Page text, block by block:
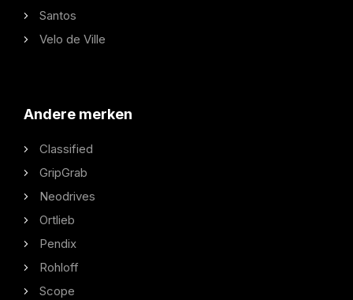
Santos
Velo de Ville
Andere merken
Classified
GripGrab
Neodrives
Ortlieb
Pendix
Rohloff
Scope